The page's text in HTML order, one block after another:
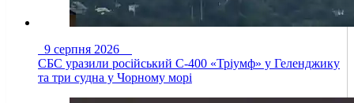
9 серпня 2026
СБС уразили російський С-400 «Тріумф» у Геленджику
та три судна у Чорному морі